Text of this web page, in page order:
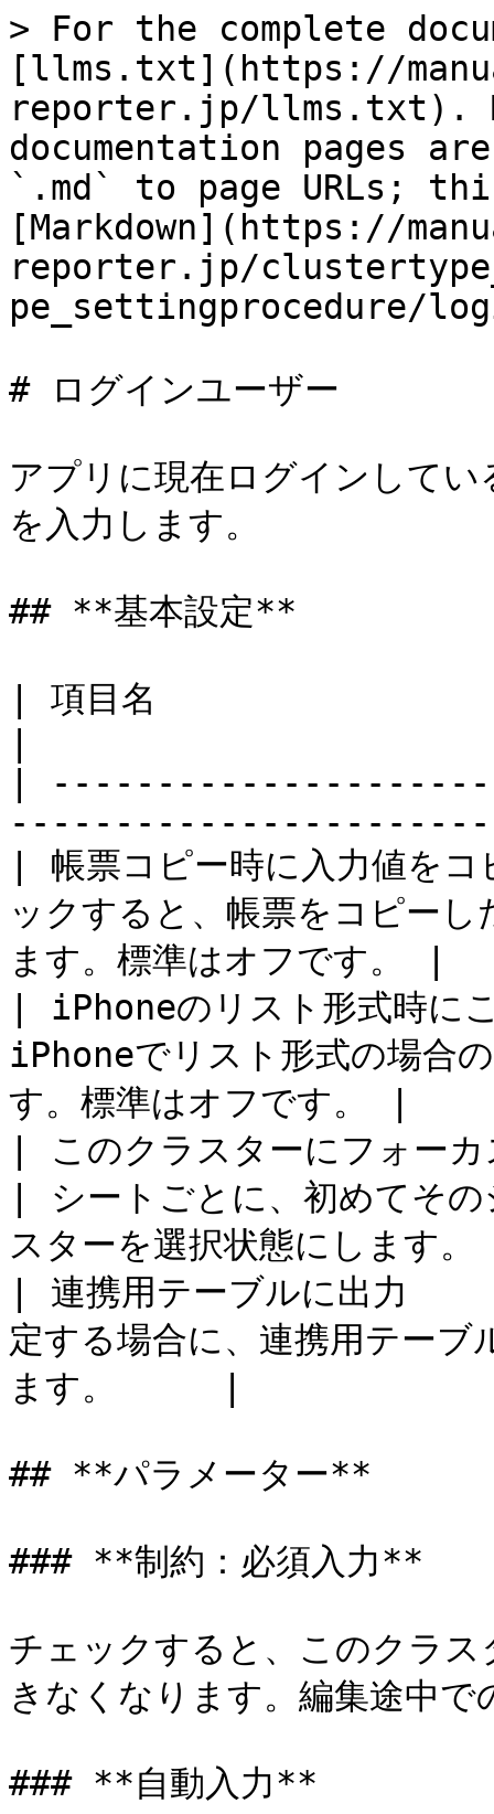
> For the complete
[llms.txt](https://
reporter.jp/llms.txt).
documentation pages
`.md` to page URLs;
[Markdown](https://
reporter.jp/
pe_settingprocedure/
# ログインユーザー
アプリに現在ログインして
を入力します。
## **基本設定**
| 項目名
|
| 帳票コピー時に入力値
ックすると、帳票をコピー
ます。標準はオフです。 |
| iPhoneのリスト形式時に
iPhoneでリスト形式の場合
す。標準はオフです。 |
| このクラスターにフォー
| シートごとに、初めてそ
スターを選択状態にします
| 連携用テーブルに出
定する場合に、連携用テー
ます。     |
## **パラメーター**
### **制約：必須入力**
チェックすると、このクラ
きなくなります。編集途中で
### **自動入力**